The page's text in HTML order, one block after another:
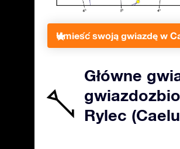
Umieść swoją gwiazdę w
Główne
Rylec